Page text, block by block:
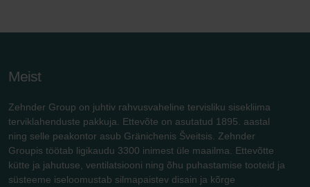
Meist
Zehnder Group on juhtiv rahvusvaheline tervisliku sisekliima
terviklahenduste pakkuja. Ettevõte on asutatud 1895. aastal
ning selle peakontor asub Gränichenis Šveitsis. Zehnder
Groupis töötab ligikaudu 3300 inimest üle maailma. Ettevõtte
kütte ja jahutuse, ventilatsiooni ning õhu puhastamise tooteid ja
süsteeme iseloomustab silmapaistev disain ja kõrge